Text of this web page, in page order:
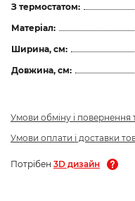
З термостатом:
Матеріал:
Ширина, см:
Довжина, см:
Умови обміну і повернення
Умови оплати і доставки
Потрібен 3D дизайн